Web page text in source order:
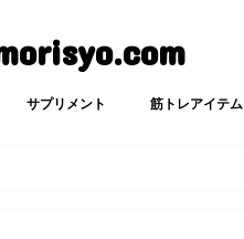
サプリメント 筋トレアイテム